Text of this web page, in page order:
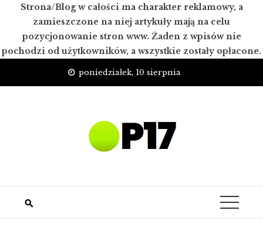
Strona/Blog w całości ma charakter reklamowy, a
zamieszczone na niej artykuły mają na celu
pozycjonowanie stron www. Żaden z wpisów nie
pochodzi od użytkowników, a wszystkie zostały opłacone.
poniedziałek, 10 sierpnia